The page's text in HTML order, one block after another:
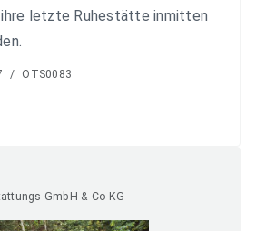
letzte Ruhestätte inmitten
/ OTS0083
GmbH & Co KG